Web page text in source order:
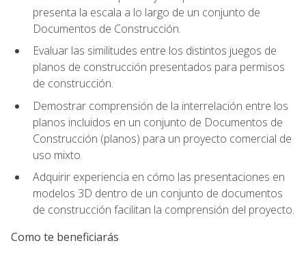
presenta la escala a lo largo de un conjunto de
Documentos de Construcción.
Evaluar las similitudes entre los distintos juegos de
planos de construcción presentados para permisos
de construcción.
Demostrar comprensión de la interrelación entre los
planos incluidos en un conjunto de Documentos de
Construcción (planos) para un proyecto comercial de
uso mixto.
Adquirir experiencia en cómo las presentaciones en
modelos 3D dentro de un conjunto de documentos
de construcción facilitan la comprensión del proyecto.
Como te beneficiarás